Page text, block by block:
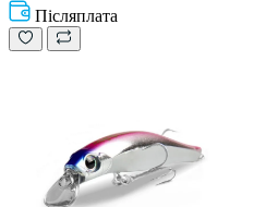
Післяплата